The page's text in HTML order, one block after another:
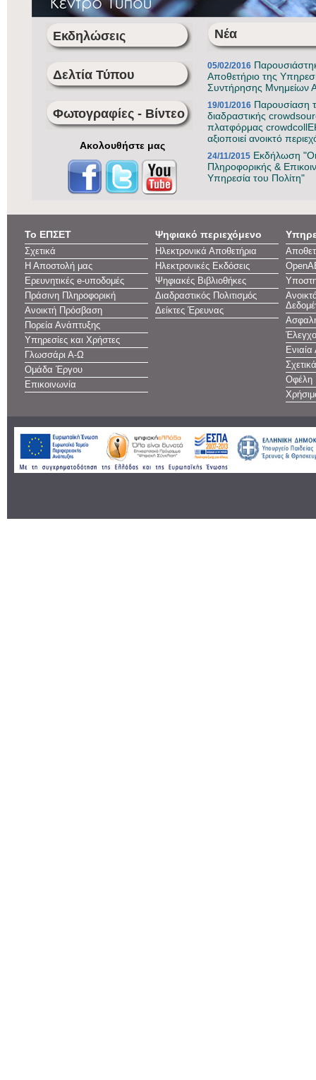
Εκδηλώσεις
Δελτία Τύπου
Φωτογραφίες - Bίντεο
Ακολουθήστε μας
Νέα
05/02/2016
Αποθετήριο της
Συντήρησης Μνημείων
19/01/2016 Παρουσίαση
διαδραστικής
πλατφόρμας
αξιοποιεί ανοικτό
24/11/2015 Εκδήλωση "Oι
Πληροφορικής &
Υπηρεσία του Πολίτη"
Το ΕΠΣΕΤ
Σχετικά
Η Αποστολή μας
Ερευνητικές e-υποδομές
Πράσινη Πληροφορική
Ανοικτή Πρόσβαση
Πορεία Ανάπτυξης
Υπηρεσίες και Χρήστες
Γλωσσάρι Α-Ω
Ομάδα Έργου
Επικοινωνία
Ψηφιακό περιεχόμενο
Ηλεκτρονικά Αποθετήρια
Ηλεκτρονικές Εκδόσεις
Ψηφιακές Βιβλιοθήκες
Διαδραστικός Πολιτισμός
Δείκτες Έρευνας
Σχετικά
Οφέλη